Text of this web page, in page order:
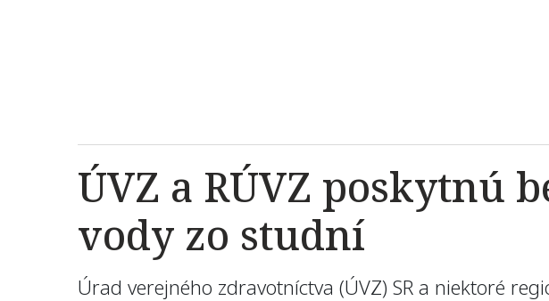
ÚVZ a RÚVZ poskytnú
vody zo studní
Úrad verejného zdravotníctva (ÚVZ) SR a niektoré